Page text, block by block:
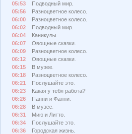
05:53
Подводный мир.
05:56
Разноцветное колесо.
06:00
Разноцветное колесо.
06:02
Подводный мир.
06:04
Каникулы.
06:07
Овощные сказки.
06:09
Разноцветное колесо.
06:12
Овощные сказки.
06:15
В музее.
06:18
Разноцветное колесо.
06:21
Послушайте это.
06:23
Какая у тебя работа?
06:26
Панни и Фанни.
06:28
В музее.
06:31
Мию и Литто.
06:34
Послушайте это.
06:36
Городская жизнь.